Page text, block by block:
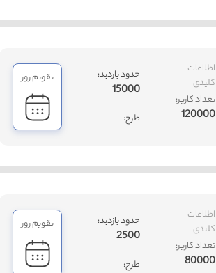
اطلاعات
کلیدی
تعداد کاربر:
120000
حدود بازدید:
15000
طرح:
تقویم روز
اطلاعات
کلیدی
تعداد کاربر:
80000
حدود بازدید:
2500
طرح:
تقویم روز